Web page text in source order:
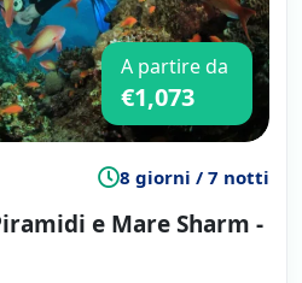
A partire da
€1,073
8 giorni / 7 notti
e Mare Sharm -